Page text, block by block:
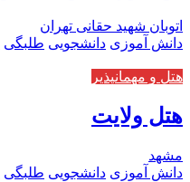
اتوبان شهید حقانی تهران
دانش آموزی دانشجویی طلبگی
هتل و مهمانپذیر
هتل ولایت
مشهد
دانش آموزی دانشجویی طلبگی